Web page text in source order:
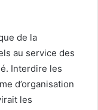
de la
au service des
Interdire les
d’organisation
les